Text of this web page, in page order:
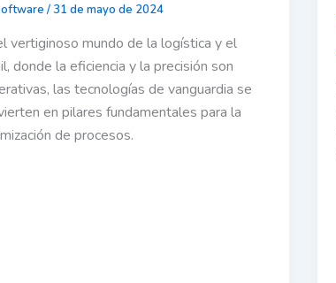
/31 de mayo de 2024
vertiginoso mundo de la logística y el
donde la eficiencia y la precisión son
las tecnologías de vanguardia se
en pilares fundamentales para la
de procesos.